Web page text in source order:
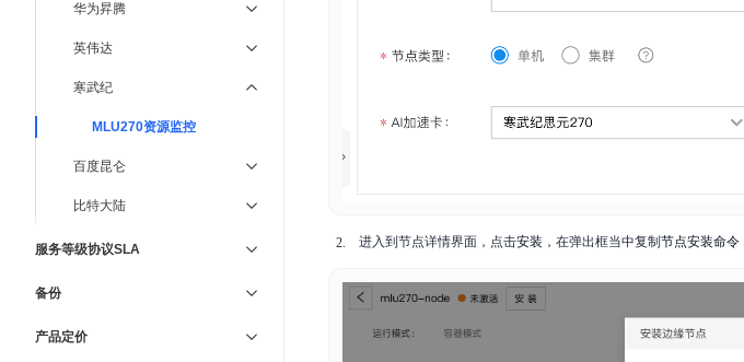
华为昇腾
英伟达
寒武纪
MLU270资源监控
百度昆仑
比特大陆
服务等级协议SLA
备份
产品定价
进入到节点详情界面，点击安装 ，在弹出框当中复制 节点安装命令